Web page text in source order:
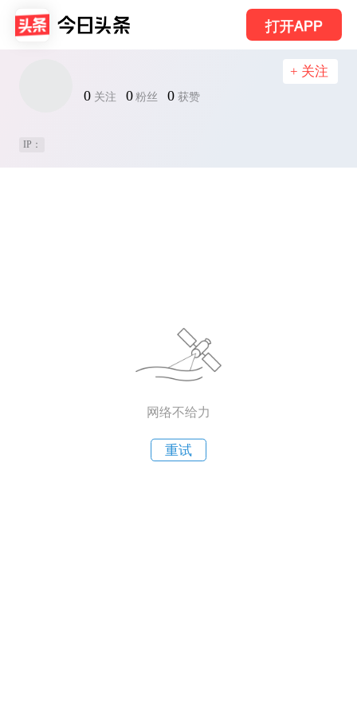
打开APP
0 关注 0 粉丝 0 获赞
+ 关注
IP：
网络不给力
重试